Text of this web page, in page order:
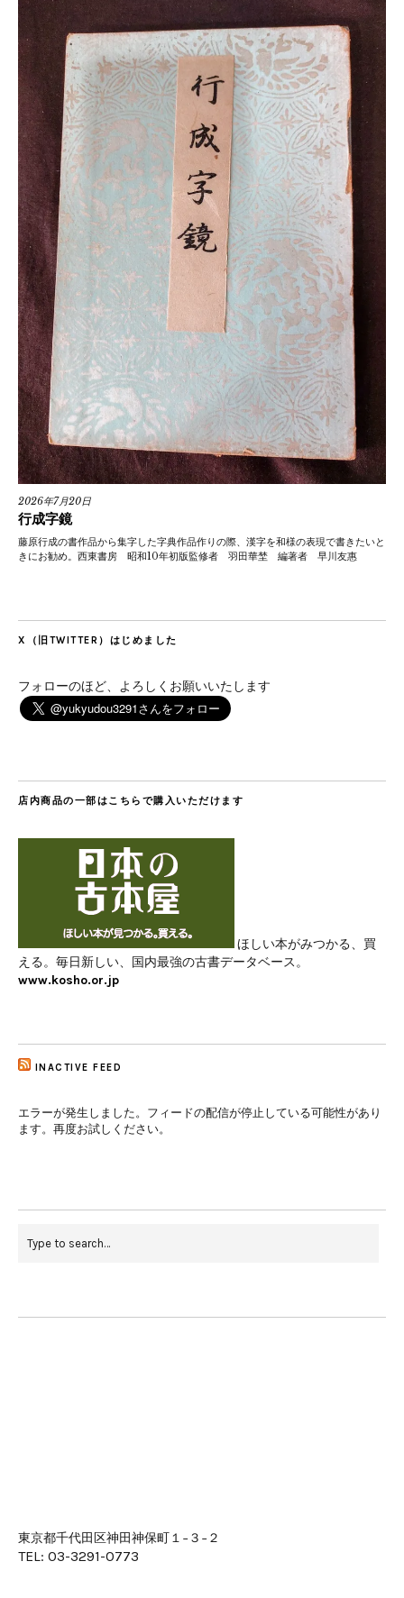
2026年7月20日
行成字鏡
藤原行成の書作品から集字した字典作品作りの際、漢字を和様の表現で書きたいと
きにお勧め。西東書房 昭和10年初版監修者 羽田華埜 編著者 早川友惠
X（旧TWITTER）はじめました
フォローのほど、よろしくお願いいたします
店内商品の一部はこちらで購入いただけます
ほしい本がみつかる、買
える。毎日新しい、国内最強の古書データベース。
www.kosho.or.jp
INACTIVE FEED
エラーが発生しました。フィードの配信が停止している可能性があり
ます。再度お試しください。
東京都千代田区神田神保町１−３−２
TEL: 03-3291-0773